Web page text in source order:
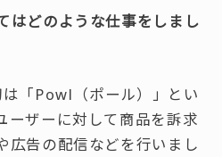
どのような仕事をしまし
「Powl（ポール）」とい
ーザーに対して商品を訴求
広告の配信などを行いまし